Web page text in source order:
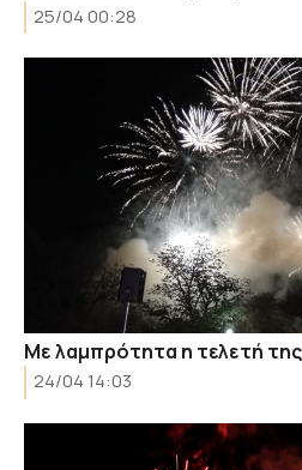
25/04 00:28
Με λαμπρότητα η τελετή
24/04 14:03